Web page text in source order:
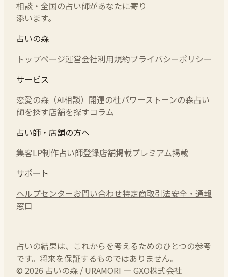
相談・全国の占い師があなたに寄り
添います。
占いの森
トップページ運営会社利用規約プライバシーポリシー
サービス
恋愛の森（AI相談） 開運の杜パワーストーンの森占い
師を探す店舗を探すコラム
占い師・店舗の方へ
集客LP制作占い師登録店舗掲載プレミアム掲載
サポート
ヘルプセンターお問い合わせ特定商取引法安全・通報
窓口
占いの結果は、これからを考えるためのひとつの参考
です。将来を保証するものではありません。
© 2026 占いの森 / URAMORI — GXO株式会社